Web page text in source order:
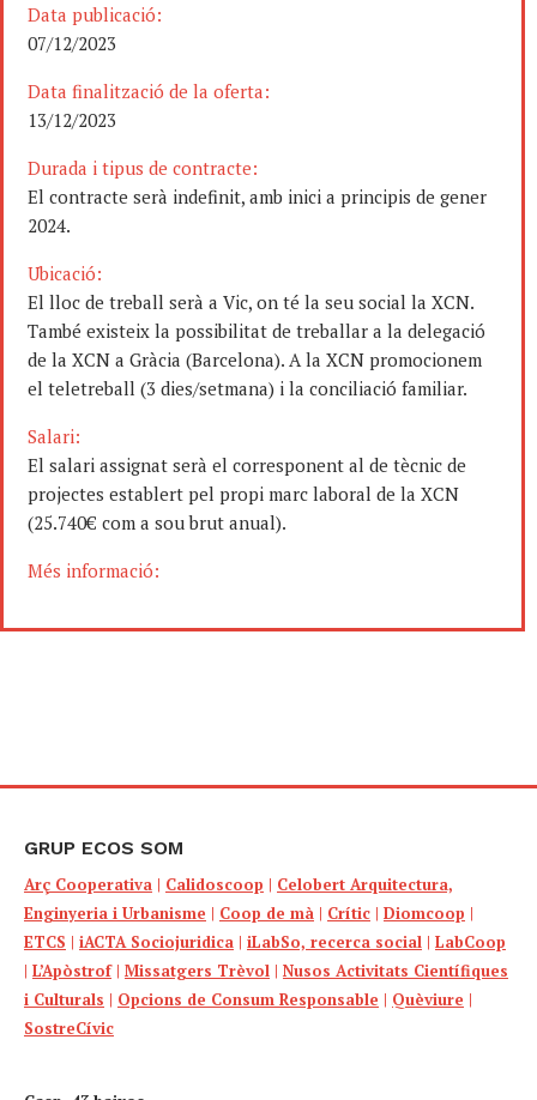
Data publicació:
07/12/2023
Data finalització de la oferta:
13/12/2023
Durada i tipus de contracte:
El contracte serà indefinit, amb inici a principis de gener
2024.
Ubicació:
El lloc de treball serà a Vic, on té la seu social la XCN.
També existeix la possibilitat de treballar a la delegació
de la XCN a Gràcia (Barcelona). A la XCN promocionem
el teletreball (3 dies/setmana) i la conciliació familiar.
Salari:
El salari assignat serà el corresponent al de tècnic de
projectes establert pel propi marc laboral de la XCN
(25.740€ com a sou brut anual).
Més informació:
GRUP ECOS SOM
Arç Cooperativa | Calidoscoop | Celobert Arquitectura,
Enginyeria i Urbanisme | Coop de mà | Crític | Diomcoop |
ETCS | iACTA Sociojuridica | iLabSo, recerca social | LabCoop
| L’Apòstrof| Missatgers Trèvol | Nusos Activitats Científiques
i Culturals | Opcions de Consum Responsable | Quèviure |
SostreCívic